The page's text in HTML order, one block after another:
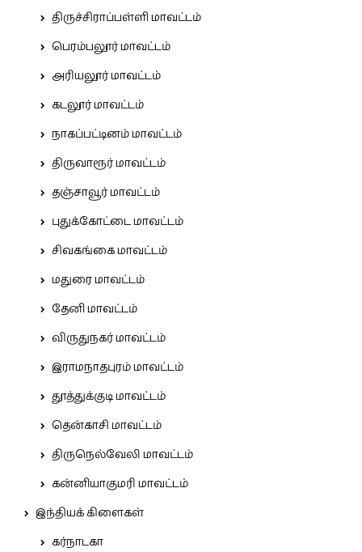
திருச்சிராப்பள்ளி மாவட்டம்
பெரம்பலூர் மாவட்டம்
அரியலூர் மாவட்டம்
கடலூர் மாவட்டம்
நாகப்பட்டினம் மாவட்டம்
திருவாரூர் மாவட்டம்
தஞ்சாவூர் மாவட்டம்
புதுக்கோட்டை மாவட்டம்
சிவகங்கை மாவட்டம்
மதுரை மாவட்டம்
தேனி மாவட்டம்
விருதுநகர் மாவட்டம்
இராமநாதபுரம் மாவட்டம்
தூத்துக்குடி மாவட்டம்
தென்காசி மாவட்டம்
திருநெல்வேலி மாவட்டம்
கன்னியாகுமரி மாவட்டம்
இந்தியக் கிளைகள்
கர்நாடகா